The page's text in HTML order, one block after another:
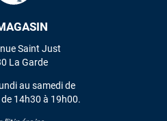
Saint Just
La Garde
au samedi de
14h30 à 19h00.
LES AVIS
UN AVIS